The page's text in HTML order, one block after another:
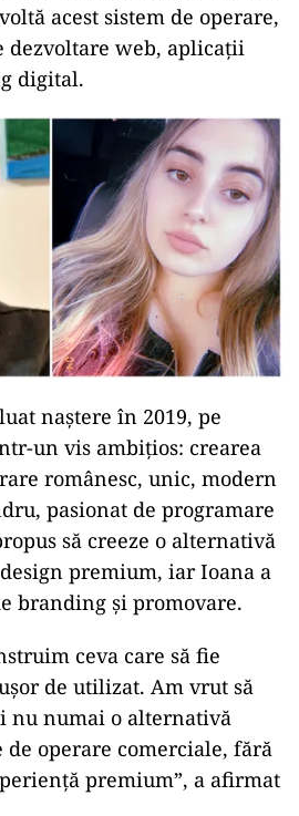
acest sistem de operare,
dezvoltare web, aplicații
digital.
naștere în 2019, pe
un vis ambițios: crearea
românesc, unic, modern
pasionat de programare
să creeze o alternativă
premium, iar Ioana a
branding și promovare.
ceva care să fie
de utilizat. Am vrut să
nu numai o alternativă
operare comerciale, fără
premium”, a afirmat